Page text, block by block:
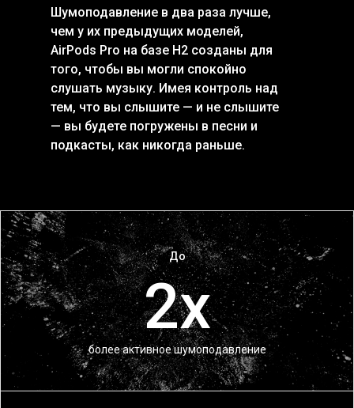
Шумоподавление в два раза лучше,
чем у их предыдущих моделей,
AirPods Pro на базе H2 созданы для
того, чтобы вы могли спокойно
слушать музыку. Имея контроль над
тем, что вы слышите — и не слышите
— вы будете погружены в песни и
подкасты, как никогда раньше.
2х
более активное шумоподавление
До